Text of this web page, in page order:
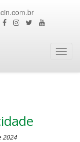
2024